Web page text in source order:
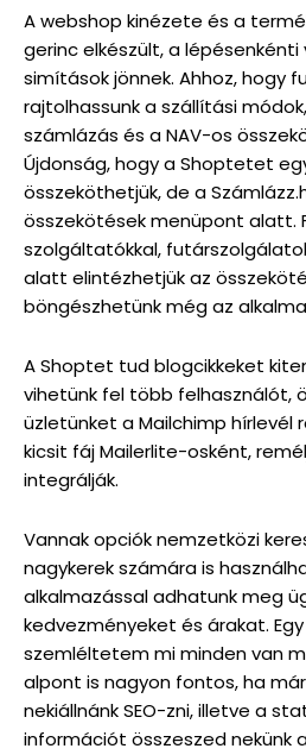
A webshop kinézete és a
gerinc elkészült, a
simítások jönnek. Ahhoz, hogy
rajtolhassunk a szállítási
számlázás és a NAV-os
Újdonság, hogy a Shoptetet
összeköthetjük, de a
összekötések menüpont alatt.
szolgáltatókkal,
alatt elintézhetjük az
böngészhetünk még az
A Shoptet tud blogcikkeket
vihetünk fel több felhasználót,
üzletünket a Mailchimp hírlevél
kicsit fáj Mailerlite-osként,
integrálják.
Vannak opciók nemzetközi
nagykerek számára is
alkalmazással adhatunk meg
kedvezményeket és árakat.
szemléltetem mi minden van
alpont is nagyon fontos, ha
nekiállnánk SEO-zni, illetve a
információt összeszed nekünk